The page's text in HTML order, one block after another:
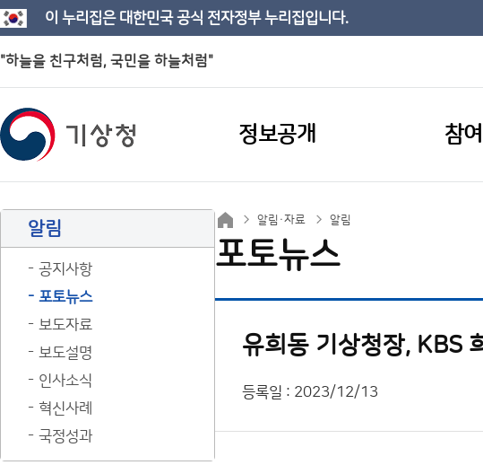
이 누리집은 대한민국 공식 전자정부 누리집입니다.
"하늘을 친구처럼, 국민을 하늘처럼"
정보공개 참
알림
공지사항
포토뉴스
보도자료
보도설명
인사소식
혁신사례
국정성과
알림·자료 알림
포토뉴스
유희동 기상청장, KBS
등록일 : 2023/12/13